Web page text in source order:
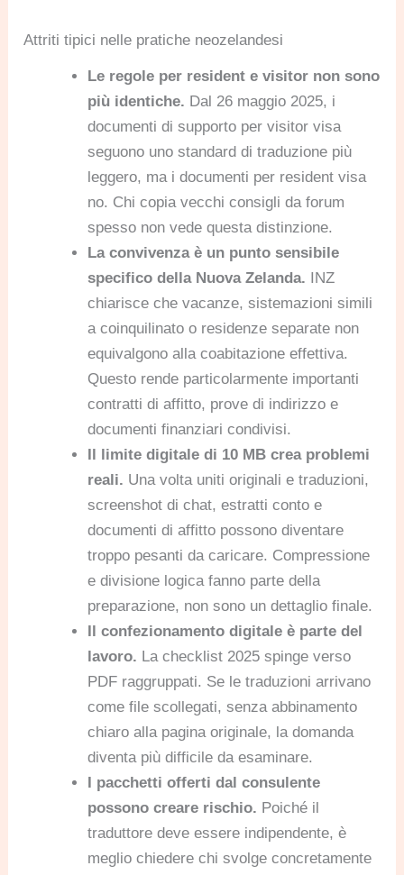
Attriti tipici nelle pratiche neozelandesi
Le regole per resident e visitor non sono
più identiche. Dal 26 maggio 2025, i
documenti di supporto per visitor visa
seguono uno standard di traduzione più
leggero, ma i documenti per resident visa
no. Chi copia vecchi consigli da forum
spesso non vede questa distinzione.
La convivenza è un punto sensibile
specifico della Nuova Zelanda. INZ
chiarisce che vacanze, sistemazioni simili
a coinquilinato o residenze separate non
equivalgono alla coabitazione effettiva.
Questo rende particolarmente importanti
contratti di affitto, prove di indirizzo e
documenti finanziari condivisi.
Il limite digitale di 10 MB crea problemi
reali. Una volta uniti originali e traduzioni,
screenshot di chat, estratti conto e
documenti di affitto possono diventare
troppo pesanti da caricare. Compressione
e divisione logica fanno parte della
preparazione, non sono un dettaglio finale.
Il confezionamento digitale è parte del
lavoro. La checklist 2025 spinge verso
PDF raggruppati. Se le traduzioni arrivano
come file scollegati, senza abbinamento
chiaro alla pagina originale, la domanda
diventa più difficile da esaminare.
I pacchetti offerti dal consulente
possono creare rischio. Poiché il
traduttore deve essere indipendente, è
meglio chiedere chi svolge concretamente